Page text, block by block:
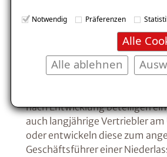
Notwendig Präferenzen
Alle
Alle ablehnen
sich bei größeren ISOTEC-
Laufe der Zeit eine
Schlüsselkundenbetreuung,
Fachzielgruppe ebenso an, wie
eines neuen Gebietes. Auf
Du mehr und mehr auch in den
nach Entwicklung beteiligen
auch langjährige Vertriebler
oder entwickeln diese zum
Geschäftsführer einer